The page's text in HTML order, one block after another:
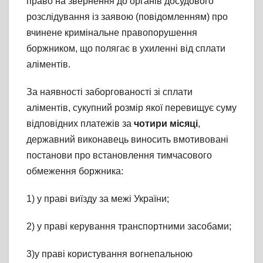
розслідування із заявою (повідомленням) про
вчинене кримінальне правопорушення
боржником, що полягає в ухиленні від сплати
аліментів.
За наявності заборгованості зі сплати
аліментів, сукупний розмір якої перевищує суму
відповідних платежів за чотири місяці,
державний виконавець виносить вмотивовані
постанови про встановлення тимчасового
обмеження боржника:
1) у праві виїзду за межі України;
2) у праві керування транспортними засобами;
3)у праві користування вогнепальною